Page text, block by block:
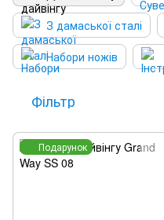
З дамаської сталі
Набори ножів
Фільтр
Подарунок